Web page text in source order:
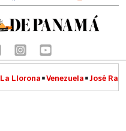
La Llorona Venezuela José